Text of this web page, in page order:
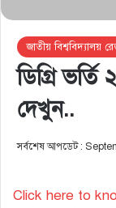
জাতীয় বিশ্ববিদ্যালয়
ডিগ্রি
দেখুন..
সর্বশেষ আপডেট :
Click here to